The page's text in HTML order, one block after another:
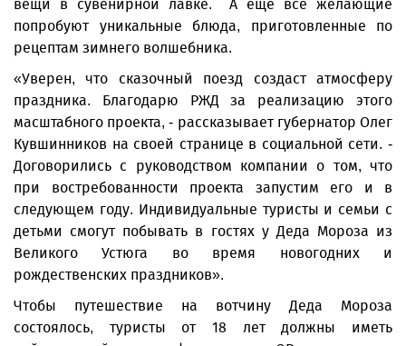
вещи в сувенирной лавке. А еще все желающие
попробуют уникальные блюда, приготовленные по
рецептам зимнего волшебника.
«Уверен, что сказочный поезд создаст атмосферу
праздника. Благодарю РЖД за реализацию этого
масштабного проекта, - рассказывает губернатор Олег
Кувшинников на своей странице в социальной сети. -
Договорились с руководством компании о том, что
при востребованности проекта запустим его и в
следующем году. Индивидуальные туристы и семьи с
детьми смогут побывать в гостях у Деда Мороза из
Великого Устюга во время новогодних и
рождественских праздников».
Чтобы путешествие на вотчину Деда Мороза
состоялось, туристы от 18 лет должны иметь